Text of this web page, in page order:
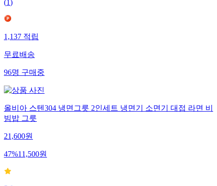
(1)
1,137적립
무료배송
96명구매중
올비아 스텐304 냉면그릇 2인세트 냉면기 소면기 대접 라면 비
빔밥 그릇
21,600원
47%11,500원